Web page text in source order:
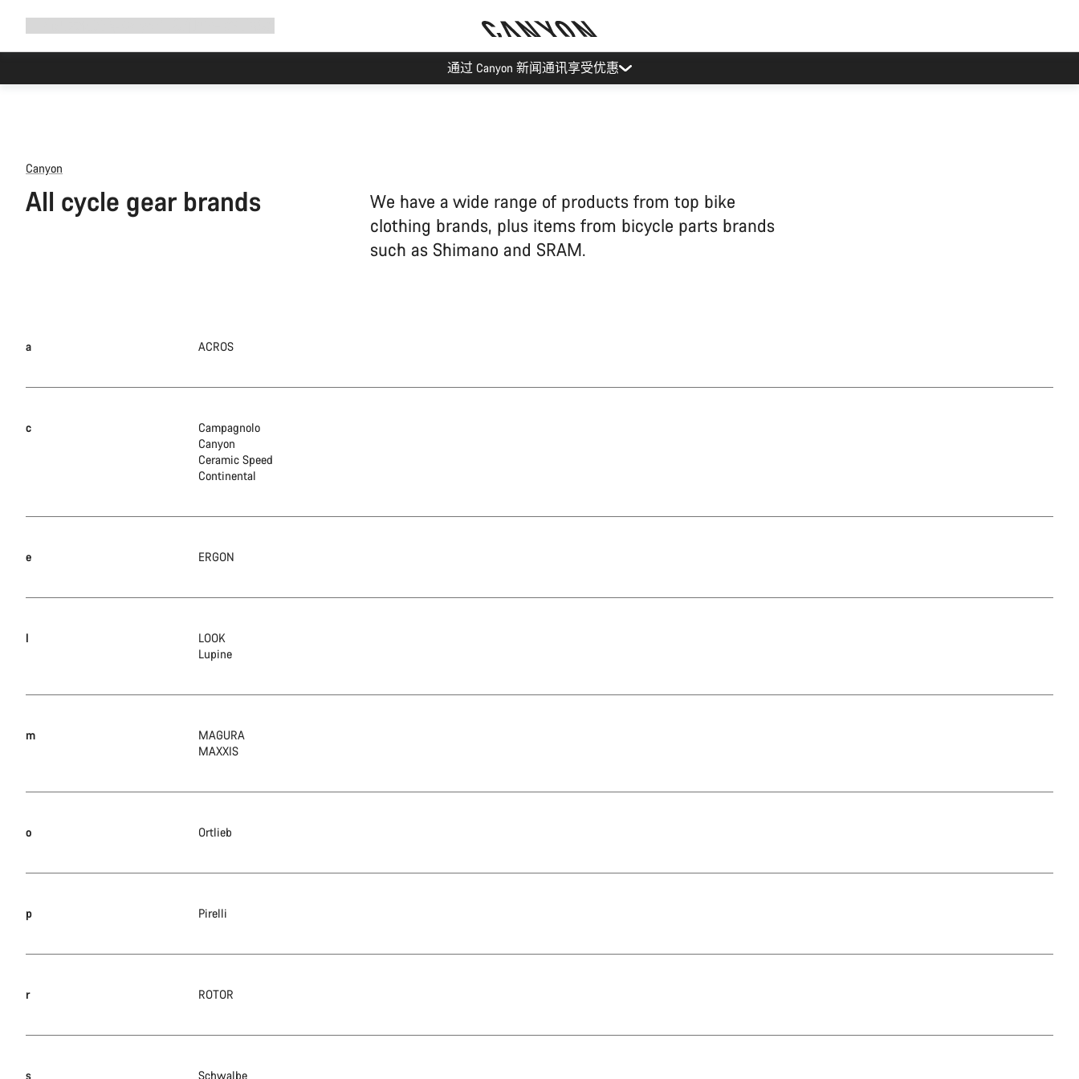
导
通过 Canyon 新闻通讯享受优惠
Canyon
All cycle gear brands
We have a wide range of products from top bike
clothing brands, plus items from bicycle parts brands
such as Shimano and SRAM.
a ACROS
c
Campagnolo
Canyon
Ceramic Speed
Continental
e ERGON
l
LOOK
Lupine
m
MAGURA
MAXXIS
o Ortlieb
p Pirelli
r ROTOR
s
Schwalbe